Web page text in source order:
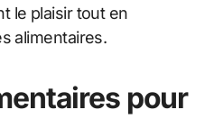
le plaisir tout en
alimentaires.
pour